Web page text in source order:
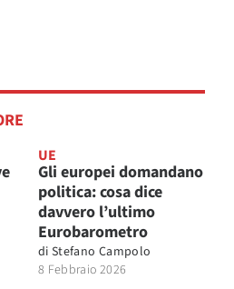
UE
Gli europei domandano
politica: cosa dice
davvero l’ultimo
Eurobarometro
di Stefano Campolo
8 Febbraio 2026